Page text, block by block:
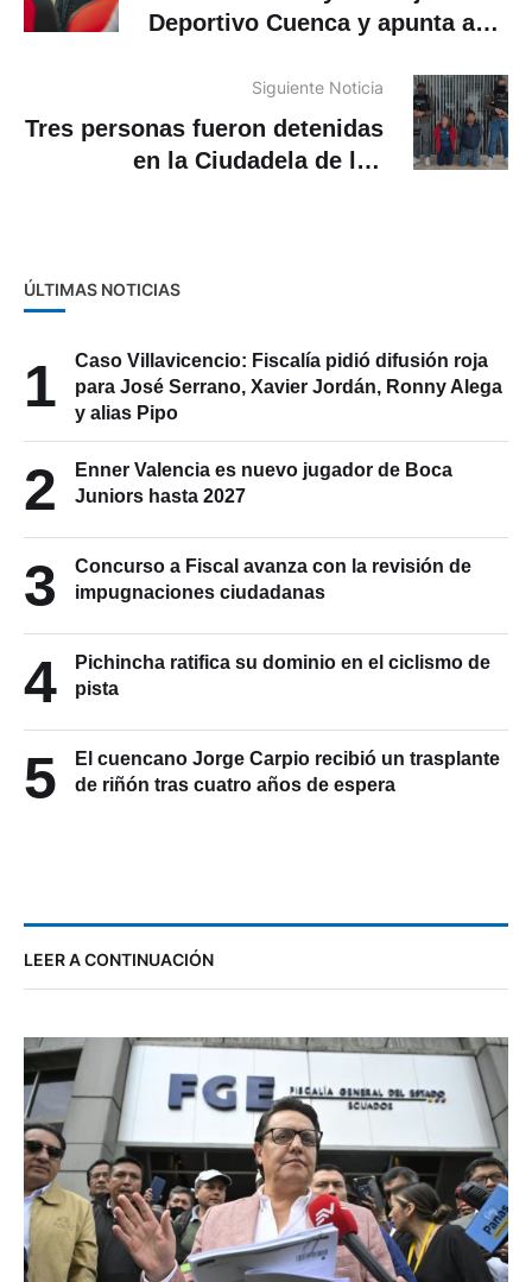
Deportivo Cuenca y apunta a
Siguiente Noticia
Tres personas fueron detenidas
en la Ciudadela de los
ÚLTIMAS NOTICIAS
1
Caso Villavicencio: Fiscalía pidió difusión roja
para José Serrano, Xavier Jordán, Ronny Alega
y alias Pipo
2
Enner Valencia es nuevo jugador de Boca
Juniors hasta 2027
3
Concurso a Fiscal avanza con la revisión de
impugnaciones ciudadanas
4
Pichincha ratifica su dominio en el ciclismo de
pista
5
El cuencano Jorge Carpio recibió un trasplante
de riñón tras cuatro años de espera
LEER A CONTINUACIÓN